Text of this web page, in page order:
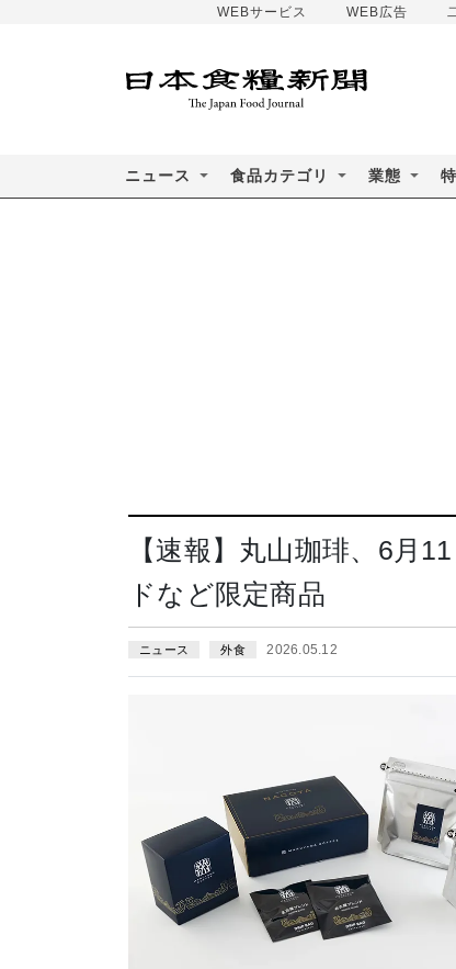
WEBサービス WEB広告
ニュース 食品カテゴリ 業態
【速報】丸山珈琲、6月
ドなど限定商品
ニュース 外食 2026.05.12